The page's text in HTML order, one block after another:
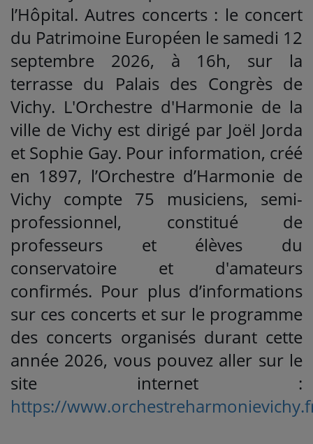
l’Hôpital. Autres concerts : le concert
du Patrimoine Européen le samedi 12
septembre 2026, à 16h, sur la
terrasse du Palais des Congrès de
Vichy. L'Orchestre d'Harmonie de la
ville de Vichy est dirigé par Joël Jorda
et Sophie Gay. Pour information, créé
en 1897, l’Orchestre d’Harmonie de
Vichy compte 75 musiciens, semi-
professionnel, constitué de
professeurs et élèves du
conservatoire et d'amateurs
confirmés. Pour plus d’informations
sur ces concerts et sur le programme
des concerts organisés durant cette
année 2026, vous pouvez aller sur le
site internet :
https://